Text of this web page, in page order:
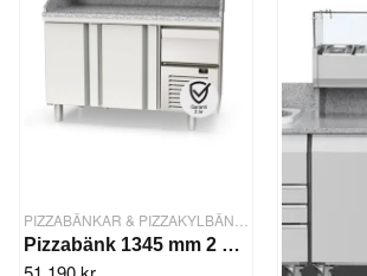
Pizzabänk 1345 mm 2 dörrar, 1 draglåda MPI-70-135